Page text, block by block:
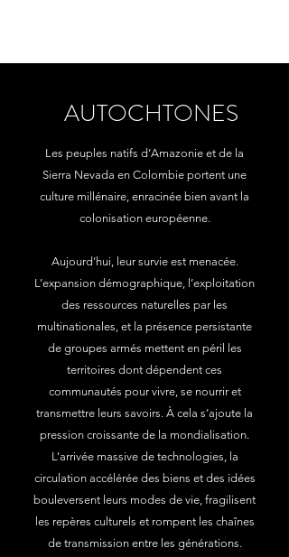
AUTOCHTONES
Les peuples natifs d’Amazonie et de la
Sierra Nevada en Colombie portent une
culture millénaire, enracinée bien avant la
colonisation européenne.​
Aujourd’hui, leur survie est menacée.
L’expansion démographique, l’exploitation
des ressources naturelles par les
multinationales, et la présence persistante
de groupes armés mettent en péril les
territoires dont dépendent ces
communautés pour vivre, se nourrir et
transmettre leurs savoirs.​ À cela s’ajoute la
pression croissante de la mondialisation.
L’arrivée massive de technologies, la
circulation accélérée des biens et des idées
bouleversent leurs modes de vie, fragilisent
les repères culturels et rompent les chaînes
de transmission entre les générations.​